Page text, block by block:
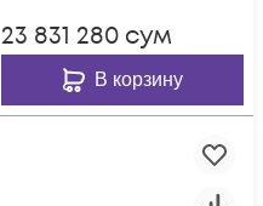
23 831 280 сум
В корзину